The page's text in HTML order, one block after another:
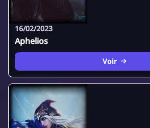
16/02/2023
Aphelios
Voir